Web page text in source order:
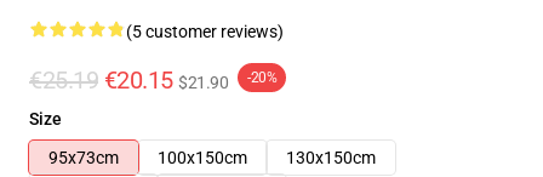
(5 customer reviews)
€25.19 €20.15 $21.90 -20%
Size
95x73cm
100x150cm
130x150cm